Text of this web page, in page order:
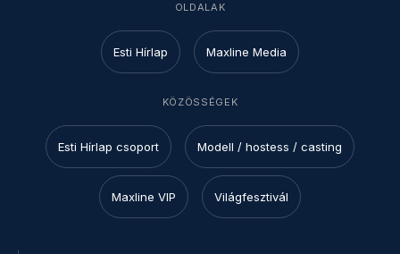
OLDALAK
Esti Hírlap Maxline Media
KÖZÖSSÉGEK
Esti Hírlap csoport Modell / hostess / casting
Maxline VIP Világfesztivál